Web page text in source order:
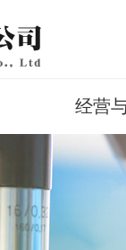
经营